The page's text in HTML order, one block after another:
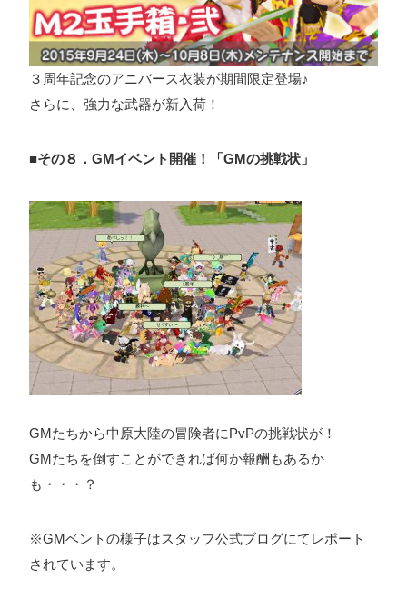
３周年記念のアニバース衣装が期間限定登場♪
さらに、強力な武器が新入荷！
■その８．GMイベント開催！「GMの挑戦状」
GMたちから中原大陸の冒険者にPvPの挑戦状が！
GMたちを倒すことができれば何か報酬もあるか
も・・・？
※GMベントの様子はスタッフ公式ブログにてレポート
されています。